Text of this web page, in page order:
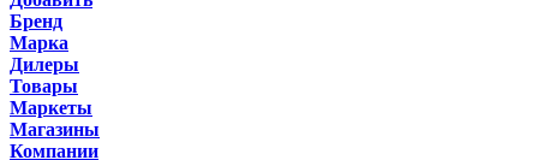
Бренд
Марка
Дилеры
Товары
Маркеты
Магазины
Компании